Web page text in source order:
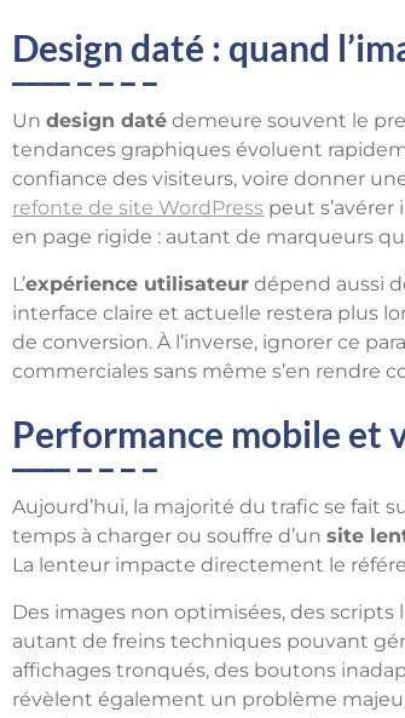
Design daté : quand
Un design daté demeure souvent le
tendances graphiques évoluent
confiance des visiteurs, voire donner
refonte de site WordPress peut
en page rigide : autant de marqueurs
L’expérience utilisateur dépend aussi
interface claire et actuelle restera plus
de conversion. À l’inverse, ignorer ce
commerciales sans même s’en rendre
Performance mobile et
Aujourd’hui, la majorité du trafic se fait
temps à charger ou souffre d’un site
La lenteur impacte directement le
Des images non optimisées, des scripts
autant de freins techniques pouvant
affichages tronqués, des boutons
révèlent également un problème